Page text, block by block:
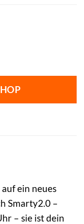
ein neues
Smarty2.0 –
– sie ist dein